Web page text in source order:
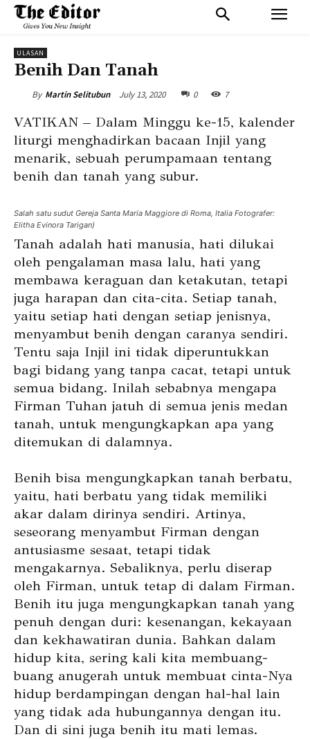
ULASAN
Benih Dan Tanah
By Martin Selitubun July 13, 2020 0 7
VATIKAN – Dalam Minggu ke-15, kalender
liturgi menghadirkan bacaan Injil yang
menarik, sebuah perumpamaan tentang
benih dan tanah yang subur.
Salah satu sudut Gereja Santa Maria Maggiore di Roma, Italia Fotografer:
Elitha Evinora Tarigan)
Tanah adalah hati manusia, hati dilukai
oleh pengalaman masa lalu, hati yang
membawa keraguan dan ketakutan, tetapi
juga harapan dan cita-cita. Setiap tanah,
yaitu setiap hati dengan setiap jenisnya,
menyambut benih dengan caranya sendiri.
Tentu saja Injil ini tidak diperuntukkan
bagi bidang yang tanpa cacat, tetapi untuk
semua bidang. Inilah sebabnya mengapa
Firman Tuhan jatuh di semua jenis medan
tanah, untuk mengungkapkan apa yang
ditemukan di dalamnya.
Benih bisa mengungkapkan tanah berbatu,
yaitu, hati berbatu yang tidak memiliki
akar dalam dirinya sendiri. Artinya,
seseorang menyambut Firman dengan
antusiasme sesaat, tetapi tidak
mengakarnya. Sebaliknya, perlu diserap
oleh Firman, untuk tetap di dalam Firman.
Benih itu juga mengungkapkan tanah yang
penuh dengan duri: kesenangan, kekayaan
dan kekhawatiran dunia. Bahkan dalam
hidup kita, sering kali kita membuang-
buang anugerah untuk membuat cinta-Nya
hidup berdampingan dengan hal-hal lain
yang tidak ada hubungannya dengan itu.
Dan di sini juga benih itu mati lemas.